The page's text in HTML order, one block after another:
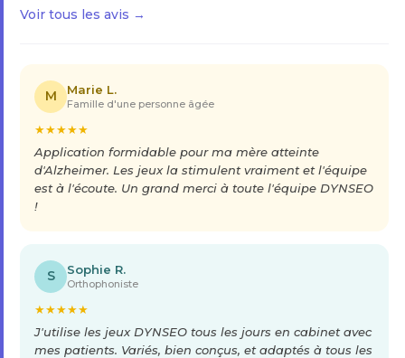
Voir tous les avis →
M Marie L.
Famille d'une personne âgée
★★★★★
Application formidable pour ma mère atteinte
d'Alzheimer. Les jeux la stimulent vraiment et l'équipe
est à l'écoute. Un grand merci à toute l'équipe DYNSEO
!
S Sophie R.
Orthophoniste
★★★★★
J'utilise les jeux DYNSEO tous les jours en cabinet avec
mes patients. Variés, bien conçus, et adaptés à tous les